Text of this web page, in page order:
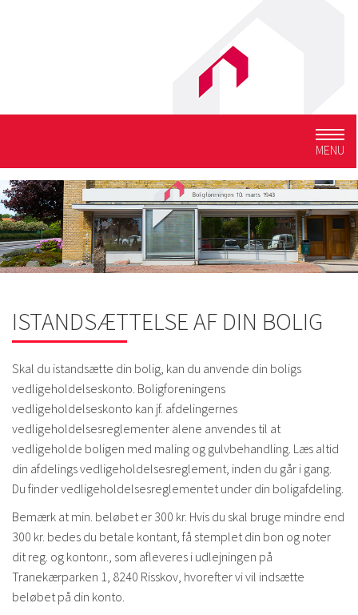
MENU
ISTANDSÆTTELSE AF DIN BOLIG
Skal du istandsætte din bolig, kan du anvende din boligs
vedligeholdelseskonto. Boligforeningens
vedligeholdelseskonto kan jf. afdelingernes
vedligeholdelsesreglementer alene anvendes til at
vedligeholde boligen med maling og gulvbehandling. Læs altid
din afdelings vedligeholdelsesreglement, inden du går i gang.
Du finder vedligeholdelsesreglementet under din boligafdeling.
Bemærk at min. beløbet er 300 kr. Hvis du skal bruge mindre end
300 kr. bedes du betale kontant, få stemplet din bon og noter
dit reg. og kontonr., som afleveres i udlejningen på
Tranekærparken 1, 8240 Risskov, hvorefter vi vil indsætte
beløbet på din konto.